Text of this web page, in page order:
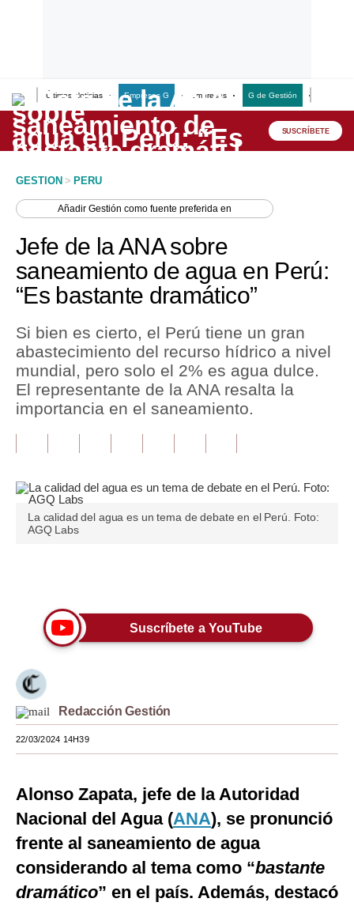
Últimas Noticias Empresas G Empresas G de Gestión
Lo último
Peru Quiosco
Economía
Mercados
Política
Tu Dinero
Finanzas Personales
Opinión
Tendencias
Lujo
Viajes
Mundo
EEUU
España
SUSCRÍBETE
GESTION > PERU
AñadirGestión como fuente preferida en
Jefe de la ANA sobre
saneamiento de agua en Perú:
“Es bastante dramático”
Si bien es cierto, el Perú tiene un gran
abastecimiento del recurso hídrico a nivel
mundial, pero solo el 2% es agua dulce.
El representante de la ANA resalta la
importancia en el saneamiento.
La calidad del agua es un tema de debate en el Perú. Foto:
AGQ Labs
Suscríbete a YouTube
Redacción Gestión
22/03/2024 14H39
Alonso Zapata, jefe de la Autoridad
Nacional del Agua (ANA), se pronunció
frente al saneamiento de agua
considerando al tema como “bastante
dramático” en el país. Además, destacó